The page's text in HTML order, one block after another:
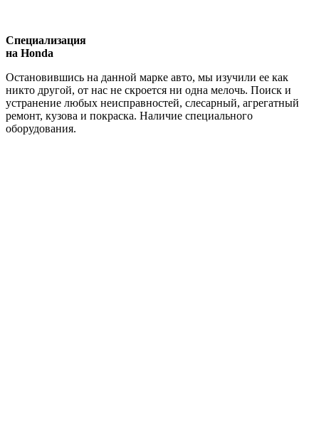
Специализация
на Honda
Остановившись на данной марке авто, мы изучили ее как
никто другой, от нас не скроется ни одна мелочь. Поиск и
устранение любых неисправностей, слесарный, агрегатный
ремонт, кузова и покраска. Наличие специального
оборудования.